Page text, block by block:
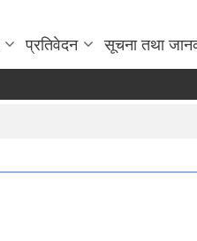
प्रतिवेदन सूचना तथा